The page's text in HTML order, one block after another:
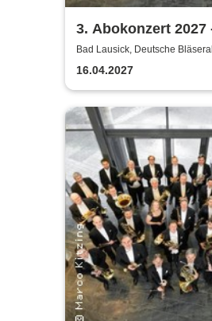
3. Abokonzert 2027
Sächsische
Bläserphilharmonie
Bad Lausick, Deutsche
Lausick
16.04.2027